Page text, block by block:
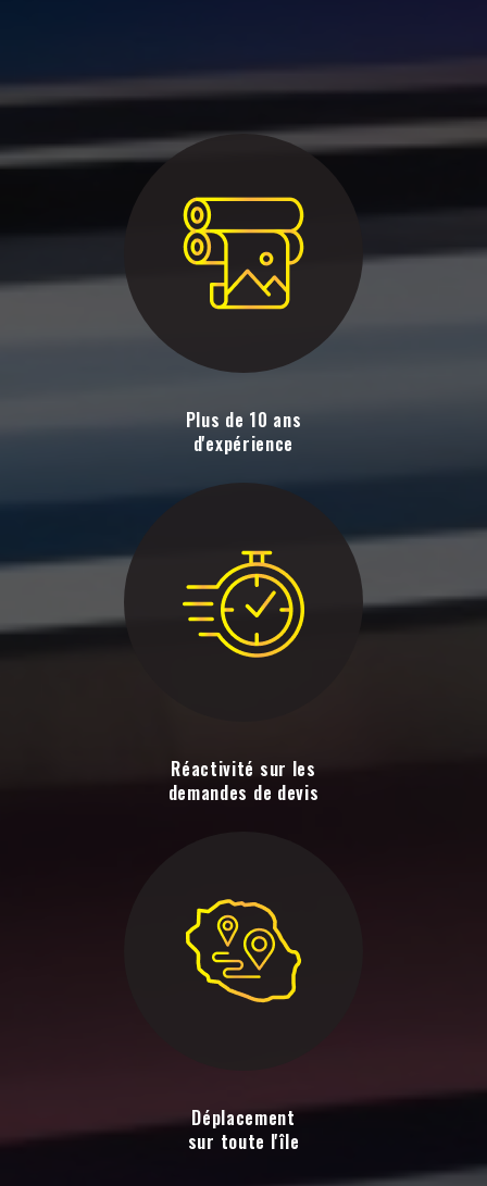
Plus de 10 ans
d'expérience
Réactivité sur les
demandes de devis
Déplacement
sur toute l'île